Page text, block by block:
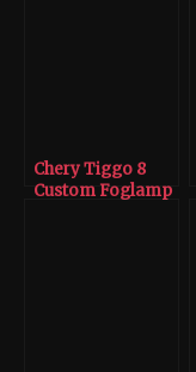
Chery Tiggo 8
Custom Foglamp